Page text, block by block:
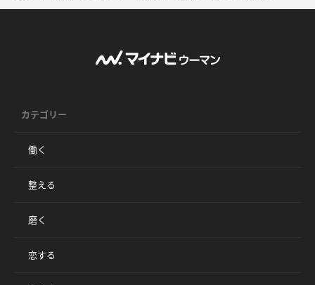
カテゴリー
働く
整える
磨く
恋する